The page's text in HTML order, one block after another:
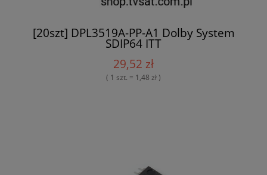
[20szt] DPL3519A-PP-A1 Dolby System
SDIP64 ITT
29,52 zł
( 1 szt. = 1,48 zł )